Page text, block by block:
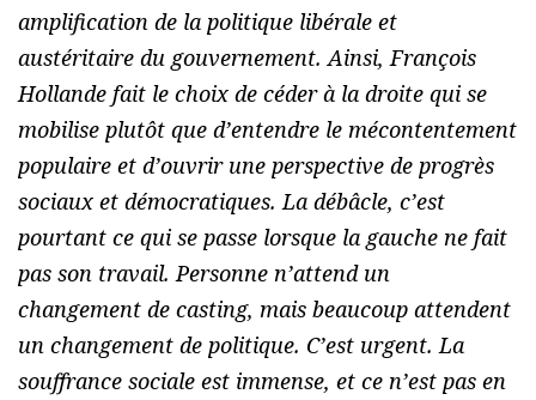
amplification de la politique libérale et
austéritaire du gouvernement. Ainsi, François
Hollande fait le choix de céder à la droite qui se
mobilise plutôt que d’entendre le mécontentement
populaire et d’ouvrir une perspective de progrès
sociaux et démocratiques. La débâcle, c’est
pourtant ce qui se passe lorsque la gauche ne fait
pas son travail. Personne n’attend un
changement de casting, mais beaucoup attendent
un changement de politique. C’est urgent. La
souffrance sociale est immense, et ce n’est pas en